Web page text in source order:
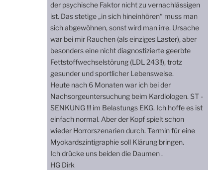
der psychische Faktor nicht zu vernachlässigen
ist. Das stetige „in sich hineinhören“ muss man
sich abgewöhnen, sonst wird man irre. Ursache
war bei mir Rauchen (als einziges Laster), aber
besonders eine nicht diagnostizierte geerbte
Fettstoffwechselstörung (LDL 243!!), trotz
gesunder und sportlicher Lebensweise.
Heute nach 6 Monaten war ich bei der
Nachsorgeuntersuchung beim Kardiologen. ST -
SENKUNG !!! im Belastungs EKG. Ich hoffe es ist
einfach normal. Aber der Kopf spielt schon
wieder Horrorszenarien durch. Termin für eine
Myokardszintigraphie soll Klärung bringen.
Ich drücke uns beiden die Daumen .
HG Dirk